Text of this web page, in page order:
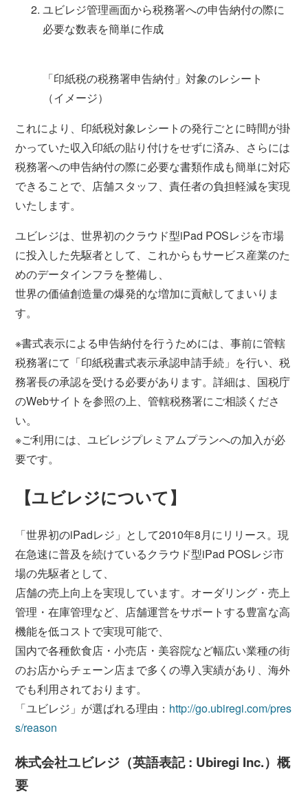
ユビレジ管理画面から税務署への申告納付の際に
必要な数表を簡単に作成
「印紙税の税務署申告納付」対象のレシート
（イメージ）
これにより、印紙税対象レシートの発行ごとに時間が掛
かっていた収入印紙の貼り付けをせずに済み、さらには
税務署への申告納付の際に必要な書類作成も簡単に対応
できることで、店舗スタッフ、責任者の負担軽減を実現
いたします。
ユビレジは、世界初のクラウド型iPad POSレジを市場
に投入した先駆者として、これからもサービス産業のた
めのデータインフラを整備し、
世界の価値創造量の爆発的な増加に貢献してまいりま
す。
※書式表示による申告納付を行うためには、事前に管轄
税務署にて「印紙税書式表示承認申請手続」を行い、税
務署長の承認を受ける必要があります。詳細は、国税庁
のWebサイトを参照の上、管轄税務署にご相談くださ
い。
※ご利用には、ユビレジプレミアムプランへの加入が必
要です。
【ユビレジについて】
「世界初のiPadレジ」として2010年8月にリリース。現
在急速に普及を続けているクラウド型iPad POSレジ市
場の先駆者として、
店舗の売上向上を実現しています。オーダリング・売上
管理・在庫管理など、店舗運営をサポートする豊富な高
機能を低コストで実現可能で、
国内で各種飲食店・小売店・美容院など幅広い業種の街
のお店からチェーン店まで多くの導入実績があり、海外
でも利用されております。
「ユビレジ」が選ばれる理由： http://go.ubiregi.com/pres
s/reason
株式会社ユビレジ（英語表記 : Ubiregi Inc.）概
要